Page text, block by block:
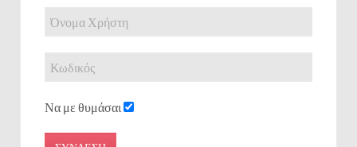
Να με θυμάσαι